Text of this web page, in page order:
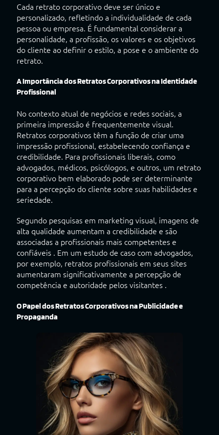
Cada retrato corporativo deve ser único e
personalizado, refletindo a individualidade de cada
pessoa ou empresa. É fundamental considerar a
personalidade, a profissão, os valores e os objetivos
do cliente ao definir o estilo, a pose e o ambiente do
retrato.
A Importância dos Retratos Corporativos na Identidade
Profissional
No contexto atual de negócios e redes sociais, a
primeira impressão é frequentemente visual.
Retratos corporativos têm a função de criar uma
impressão profissional, estabelecendo confiança e
credibilidade. Para profissionais liberais, como
advogados, médicos, psicólogos, e outros, um retrato
corporativo bem elaborado pode ser determinante
para a percepção do cliente sobre suas habilidades e
seriedade.
Segundo pesquisas em marketing visual, imagens de
alta qualidade aumentam a credibilidade e são
associadas a profissionais mais competentes e
confiáveis . Em um estudo de caso com advogados,
por exemplo, retratos profissionais em seus sites
aumentaram significativamente a percepção de
competência e autoridade pelos visitantes .
O Papel dos Retratos Corporativos na Publicidade e
Propaganda